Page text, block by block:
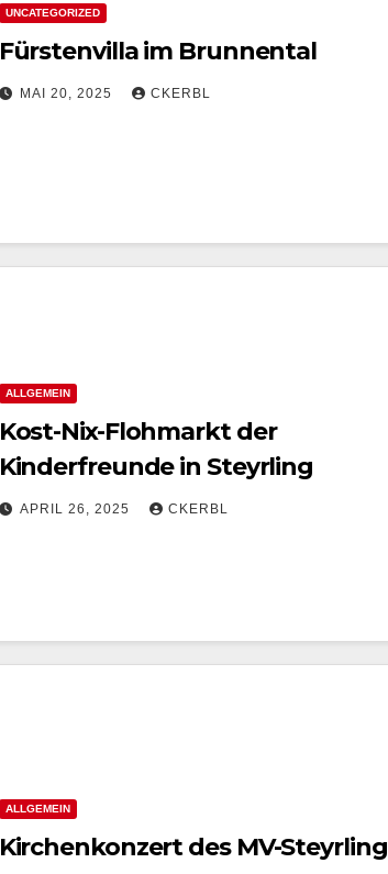
UNCATEGORIZED
Fürstenvilla im Brunnental
MAI 20, 2025 CKERBL
ALLGEMEIN
Kost-Nix-Flohmarkt der
Kinderfreunde in Steyrling
APRIL 26, 2025 CKERBL
ALLGEMEIN
Kirchenkonzert des MV-Steyrling